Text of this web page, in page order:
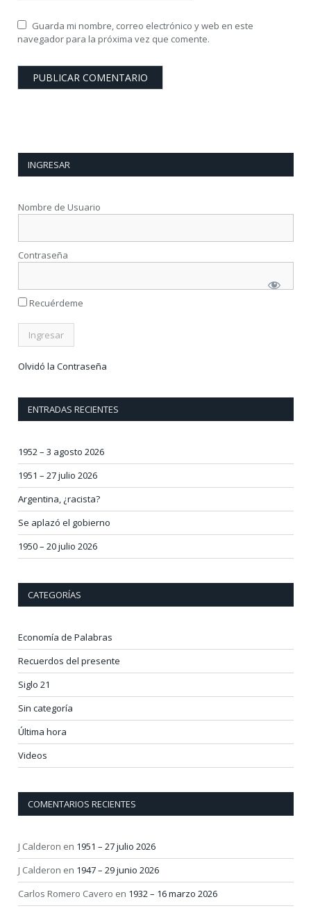
Guarda mi nombre, correo electrónico y web en este
navegador para la próxima vez que comente.
INGRESAR
Nombre de Usuario
Contraseña
Recuérdeme
Olvidó la Contraseña
ENTRADAS RECIENTES
1952 – 3 agosto 2026
1951 – 27 julio 2026
Argentina, ¿racista?
Se aplazó el gobierno
1950 – 20 julio 2026
CATEGORÍAS
Economía de Palabras
Recuerdos del presente
Siglo 21
Sin categoría
Última hora
Videos
COMENTARIOS RECIENTES
J Calderon en 1951 – 27 julio 2026
J Calderon en 1947 – 29 junio 2026
Carlos Romero Cavero en 1932 – 16 marzo 2026